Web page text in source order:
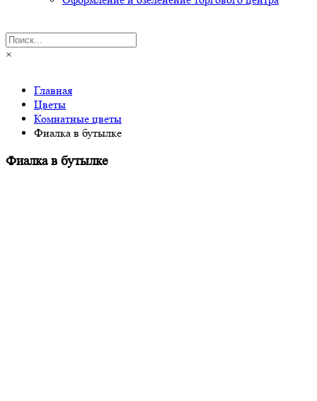
×
Главная
Цветы
Комнатные цветы
Фиалка в бутылке
Фиалка в бутылке